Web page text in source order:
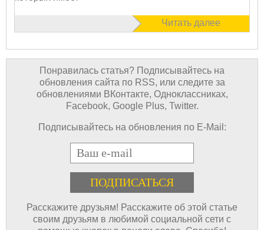
Читать далее
Понравилась статья? Подписывайтесь на
обновления сайта по RSS, или следите за
обновлениями ВКонтакте, Одноклассниках,
Facebook, Google Plus, Twitter.
Подписывайтесь на обновления по E-Mail:
E-mail
Расскажите друзьям! Расскажите об этой статье
своим друзьям в любимой социальной сети с